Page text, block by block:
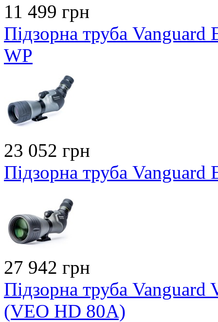
11 499 грн
Підзорна труба
WP
23 052 грн
Підзорна труба
27 942 грн
Підзорна труба
(VEO HD 80A)